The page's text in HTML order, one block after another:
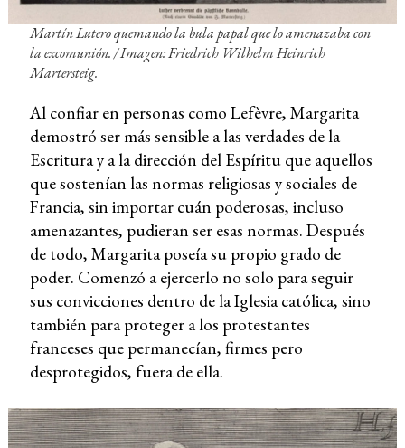
Martín Lutero quemando la bula papal que lo amenazaba con
la excomunión. / Imagen: Friedrich Wilhelm Heinrich
Martersteig.
Al confiar en personas como Lefèvre, Margarita
demostró ser más sensible a las verdades de la
Escritura y a la dirección del Espíritu que aquellos
que sostenían las normas religiosas y sociales de
Francia, sin importar cuán poderosas, incluso
amenazantes, pudieran ser esas normas. Después
de todo, Margarita poseía su propio grado de
poder. Comenzó a ejercerlo no solo para seguir
sus convicciones dentro de la Iglesia católica, sino
también para proteger a los protestantes
franceses que permanecían, firmes pero
desprotegidos, fuera de ella.